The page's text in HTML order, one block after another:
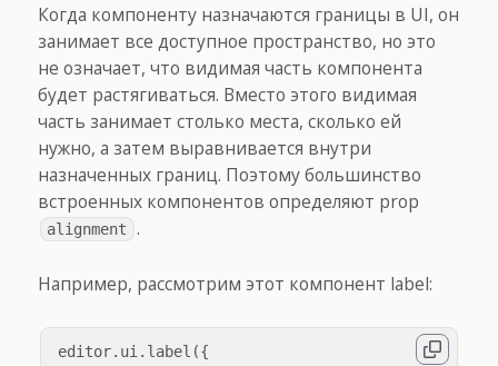
Когда компоненту назначаются границы в UI, он
занимает все доступное пространство, но это
не означает, что видимая часть компонента
будет растягиваться. Вместо этого видимая
часть занимает столько места, сколько ей
нужно, а затем выравнивается внутри
назначенных границ. Поэтому большинство
встроенных компонентов определяют prop
alignment .
Например, рассмотрим этот компонент label:
editor. ui . label ({